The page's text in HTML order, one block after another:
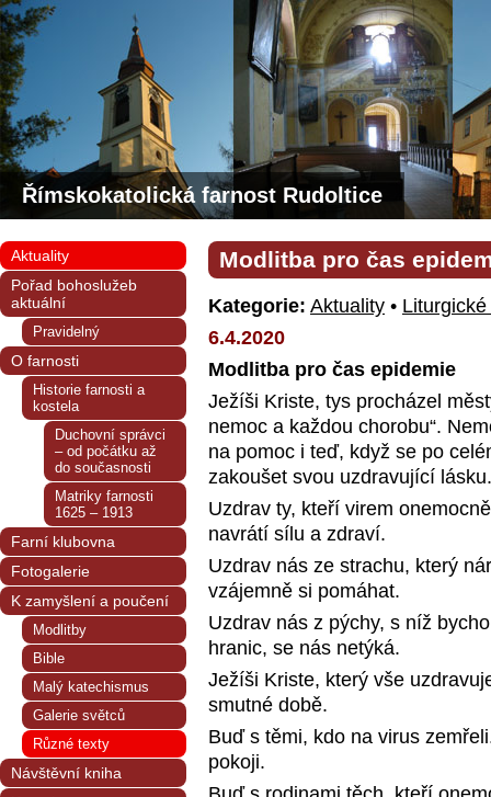
Římskokatolická farnost Rudoltice
Modlitba pro čas
Kategorie: Aktuality •
6.4.2020
Modlitba pro čas epidemie
Ježíši Kriste, tys procházel
nemoc a každou chorobu“.
na pomoc i teď, když se po
zakoušet svou uzdravující lásku.
Uzdrav ty, kteří virem
navrátí sílu a zdraví.
Uzdrav nás ze strachu, který
vzájemně si pomáhat.
Uzdrav nás z pýchy, s níž
hranic, se nás netýká.
Ježíši Kriste, který vše
smutné době.
Buď s těmi, kdo na virus
pokoji.
Aktuality
Pořad bohoslužeb
aktuální
Pravidelný
O farnosti
Historie farnosti a
kostela
Duchovní správci
– od počátku až
do současnosti
Matriky farnosti
1625 – 1913
Farní klubovna
Fotogalerie
K zamyšlení a poučení
Modlitby
Bible
Malý katechismus
Galerie světců
Různé texty
Návštěvní kniha